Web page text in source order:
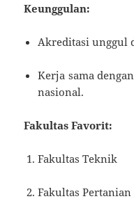
Keunggulan:
Akreditasi unggul
Kerja sama
nasional.
Fakultas Favorit:
Fakultas Teknik
Fakultas Pertanian